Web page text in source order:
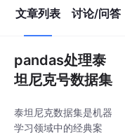
文章列表 讨论/问答
pandas处理泰
坦尼克号数据集
泰坦尼克数据集是机器
学习领域中的经典案